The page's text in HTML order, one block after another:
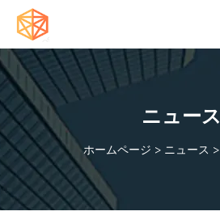
ニュース
ホームページ > ニュース >